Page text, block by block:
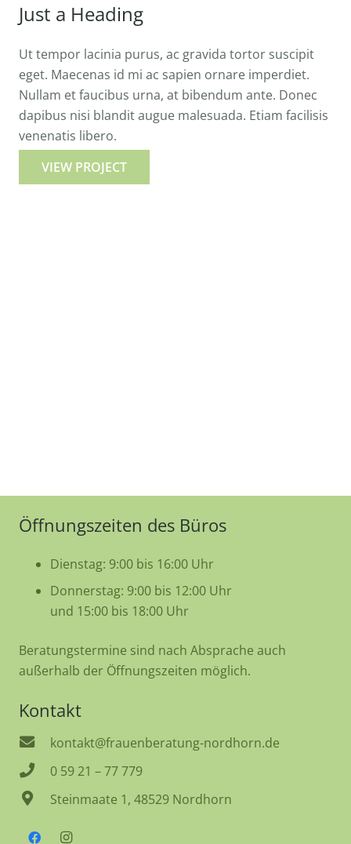
Just a Heading
Ut tempor lacinia purus, ac gravida tortor suscipit
eget. Maecenas id mi ac sapien ornare imperdiet.
Nullam et faucibus urna, at bibendum ante. Donec
dapibus nisi blandit augue malesuada. Etiam facilisis
venenatis libero.
VIEW PROJECT
Öffnungszeiten des Büros
Dienstag: 9:00 bis 16:00 Uhr
Donnerstag: 9:00 bis 12:00 Uhr
und 15:00 bis 18:00 Uhr
Beratungstermine sind nach Absprache auch
außerhalb der Öffnungszeiten möglich.
Kontakt
kontakt@frauenberatung-nordhorn.de
0 59 21 – 77 779
Steinmaate 1, 48529 Nordhorn